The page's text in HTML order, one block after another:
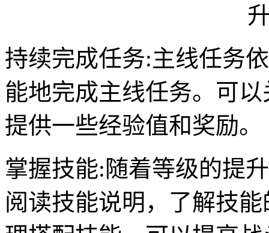
持续完成任务:主线任务
能地完成主线任务。可
提供一些经验值和奖励。
掌握技能:随着等级的提
阅读技能说明，了解技